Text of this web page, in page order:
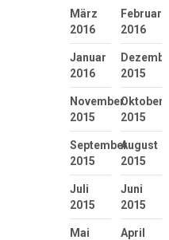
März
2016
Februar
2016
Januar
2016
2015
November
2015
Oktober
2015
September
2015
August
2015
Juli
2015
Juni
2015
Mai
April